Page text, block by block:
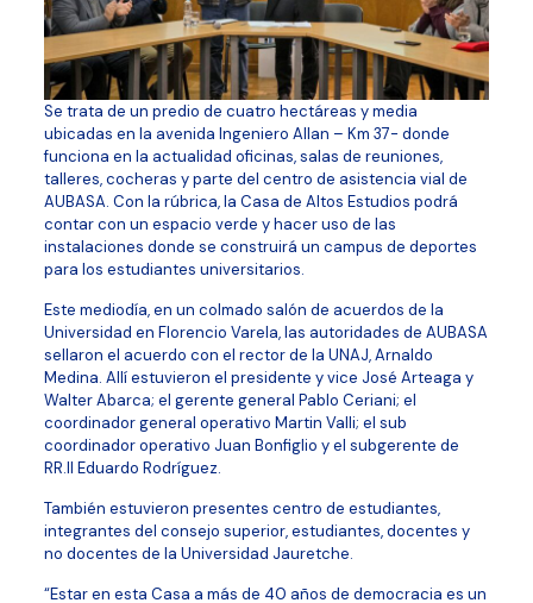
Se trata de un predio de cuatro hectáreas y media
ubicadas en la avenida Ingeniero Allan – Km 37- donde
funciona en la actualidad oficinas, salas de reuniones,
talleres, cocheras y parte del centro de asistencia vial de
AUBASA. Con la rúbrica, la Casa de Altos Estudios podrá
contar con un espacio verde y hacer uso de las
instalaciones donde se construirá un campus de deportes
para los estudiantes universitarios.
Este mediodía, en un colmado salón de acuerdos de la
Universidad en Florencio Varela, las autoridades de AUBASA
sellaron el acuerdo con el rector de la UNAJ, Arnaldo
Medina. Allí estuvieron el presidente y vice José Arteaga y
Walter Abarca; el gerente general Pablo Ceriani; el
coordinador general operativo Martin Valli; el sub
coordinador operativo Juan Bonfiglio y el subgerente de
RR.II Eduardo Rodríguez.
También estuvieron presentes centro de estudiantes,
integrantes del consejo superior, estudiantes, docentes y
no docentes de la Universidad Jauretche.
“Estar en esta Casa a más de 40 años de democracia es un